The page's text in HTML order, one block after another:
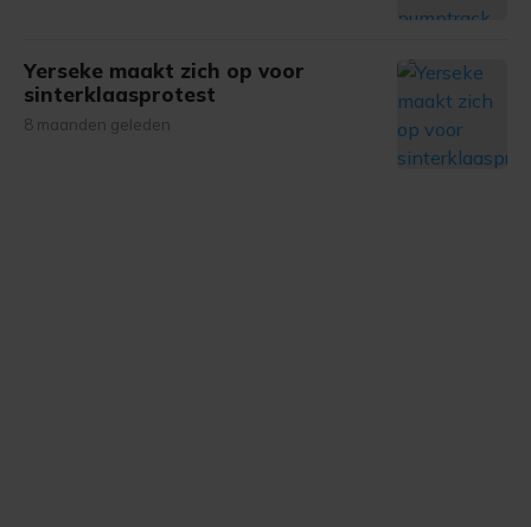
Yerseke maakt zich op voor
sinterklaasprotest
8 maanden geleden